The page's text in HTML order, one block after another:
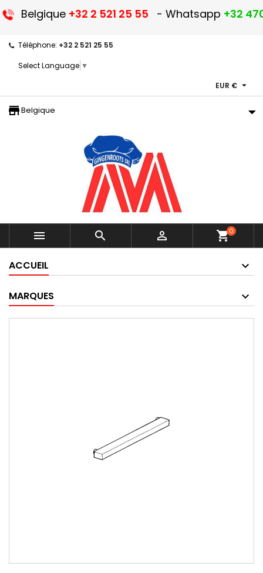
Belgique +32 2 521 25 55 - Whatsapp +32
Téléphone: +32 2 521 25 55
Select Language ▼
EUR € 
storefront
Belgique
   shopping_cart0
ACCUEIL
MARQUES